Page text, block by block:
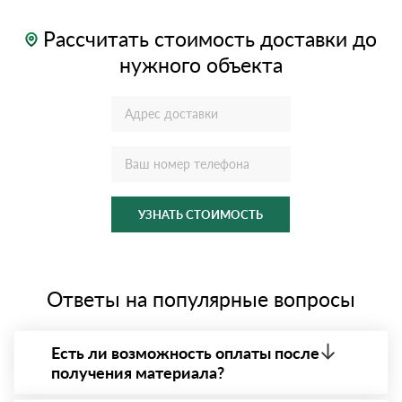
Рассчитать стоимость доставки до
нужного объекта
УЗНАТЬ СТОИМОСТЬ
Ответы на популярные вопросы
Есть ли возможность оплаты после
получения материала?